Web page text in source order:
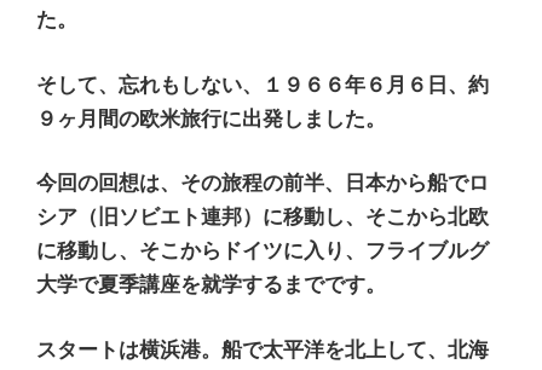
た。
そして、忘れもしない、１９６６年６月６日、約
９ヶ月間の欧米旅行に出発しました。
今回の回想は、その旅程の前半、日本から船でロ
シア（旧ソビエト連邦）に移動し、そこから北欧
に移動し、そこからドイツに入り、フライブルグ
大学で夏季講座を就学するまでです。
スタートは横浜港。船で太平洋を北上して、北海